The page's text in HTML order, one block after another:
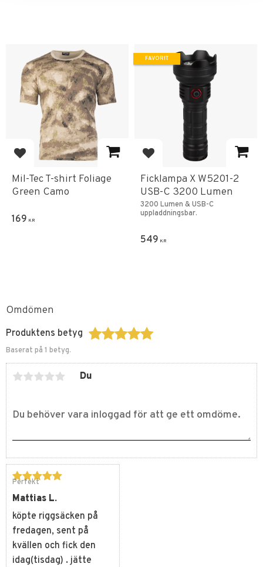
Omdömen
Produktens betyg
Baserat på 1 betyg.
Du
Perfekt
Mattias L.
köpte riggsäcken på
fredagen, sent på
kvällen och fick den
idag(tisdag) . jätte
Lägg till i favoriter
Mil-Tec T-shirt Foliage
Green Camo
169 KR
Lägg till i favoriter
Ficklampa X W5201-2
USB-C 3200 Lumen
3200 Lumen & USB-C
uppladdningsbar.
549 KR
FAVORIT